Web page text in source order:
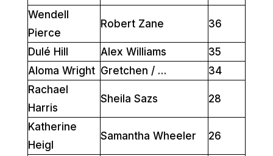
Wendell
Pierce
Robert Zane 36
Dulé Hill Alex Williams
35
Aloma Wright Gretchen / …
34
Rachael
Harris
Sheila Sazs 28
Katherine
Heigl
Samantha Wheeler 26